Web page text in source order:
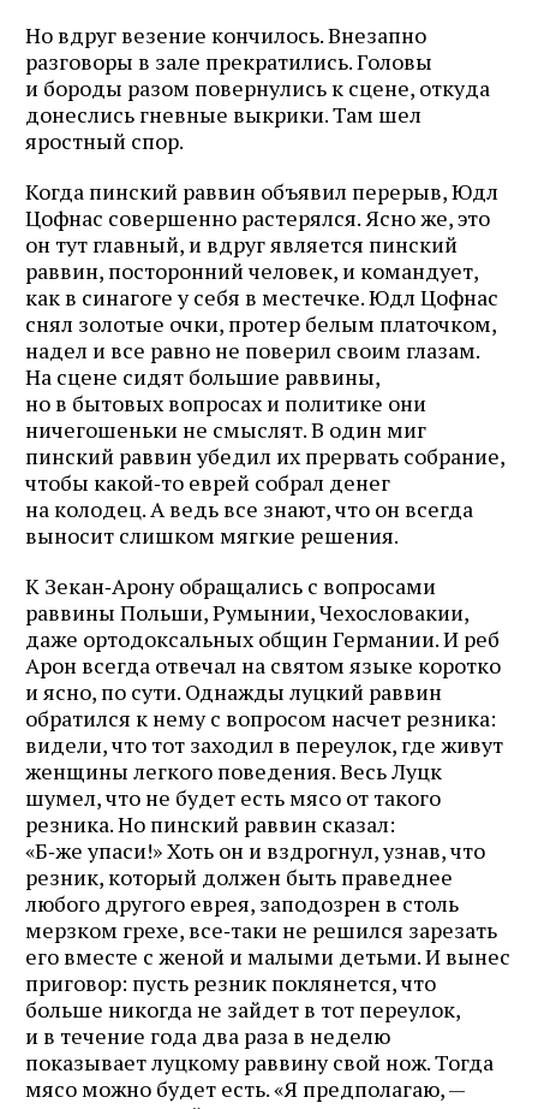
Но вдруг везение кончилось. Внезапно
разговоры в зале прекратились. Головы
и бороды разом повернулись к сцене, откуда
донеслись гневные выкрики. Там шел
яростный спор.
Когда пинский раввин объявил перерыв, Юдл
Цофнас совершенно растерялся. Ясно же, это
он тут главный, и вдруг является пинский
раввин, посторонний человек, и командует,
как в синагоге у себя в местечке. Юдл Цофнас
снял золотые очки, протер белым платочком,
надел и все равно не поверил своим глазам.
На сцене сидят большие раввины,
но в бытовых вопросах и политике они
ничегошеньки не смыслят. В один миг
пинский раввин убедил их прервать собрание,
чтобы какой‑то еврей собрал денег
на колодец. А ведь все знают, что он всегда
выносит слишком мягкие решения.
К Зекан‑Арону обращались с вопросами
раввины Польши, Румынии, Чехословакии,
даже ортодоксальных общин Германии. И реб
Арон всегда отвечал на святом языке коротко
и ясно, по сути. Однажды луцкий раввин
обратился к нему с вопросом насчет резника:
видели, что тот заходил в переулок, где живут
женщины легкого поведения. Весь Луцк
шумел, что не будет есть мясо от такого
резника. Но пинский раввин сказал:
«Б‑же упаси!» Хоть он и вздрогнул, узнав, что
резник, который должен быть праведнее
любого другого еврея, заподозрен в столь
мерзком грехе, все‑таки не решился зарезать
его вместе с женой и малыми детьми. И вынес
приговор: пусть резник поклянется, что
больше никогда не зайдет в тот переулок,
и в течение года два раза в неделю
показывает луцкому раввину свой нож. Тогда
мясо можно будет есть. «Я предполагаю, —